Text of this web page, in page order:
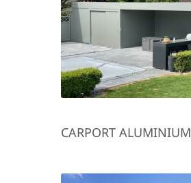
CARPORT ALUMINIUM